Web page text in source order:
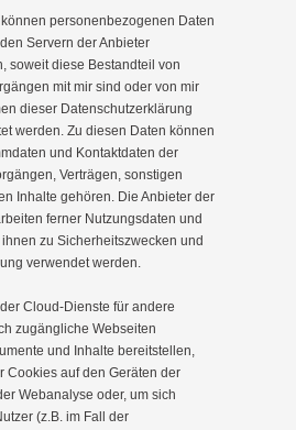
personenbezogenen Daten
Servern der Anbieter
soweit diese Bestandteil von
mit mir sind oder von mir
dieser Datenschutzerklärung
werden. Zu diesen Daten können
und Kontaktdaten der
Verträgen, sonstigen
Inhalte gehören. Die Anbieter der
ferner Nutzungsdaten und
zu Sicherheitszwecken und
verwendet werden.
Cloud-Dienste für andere
zugängliche Webseiten
und Inhalte bereitstellen,
Cookies auf den Geräten der
Webanalyse oder, um sich
(z.B. im Fall der